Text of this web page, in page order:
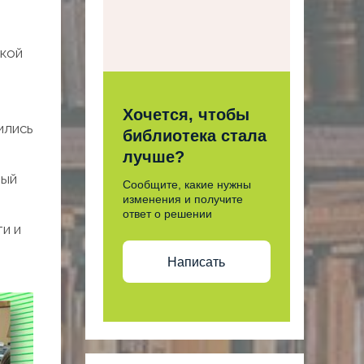
и
Хочется, чтобы
библиотека стала
лучше?
Сообщите, какие нужны
изменения и получите
ответ о решении
Написать